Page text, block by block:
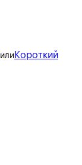
или Короткий